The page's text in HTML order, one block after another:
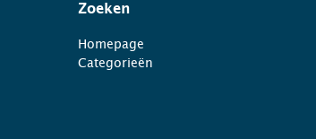
Zoeken
Homepage
Categorieën